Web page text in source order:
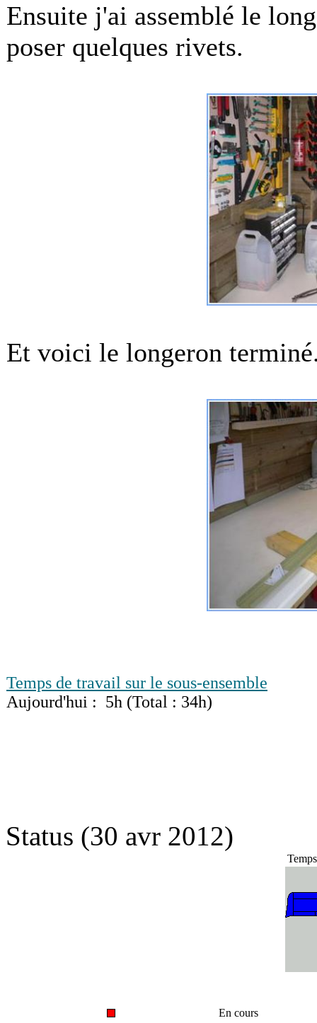
Ensuite j'ai assemblé le
poser quelques rivets.
Et voici le longeron
Temps de travail sur le sous-ensemble
Aujourd'hui : 5h (Total : 34h)
Status (30 avr 2012)
En cours